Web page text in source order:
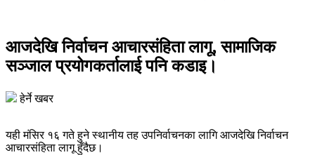
आजदेखि निर्वाचन आचारसंहिता लागू, सामाजिक
सञ्जाल प्रयोगकर्तालाई पनि कडाइ।
हेर्ने खबर
यही मंसिर १६ गते हुने स्थानीय तह उपनिर्वाचनका लागि आजदेखि निर्वाचन
आचारसंहिता लागू हुँदैछ।